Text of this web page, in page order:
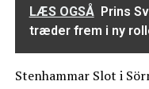
LÆS OGSÅ Prins
træder frem i ny
Stenhammar Slot i